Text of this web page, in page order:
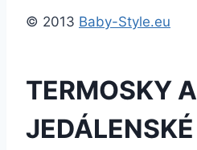
© 2013 Baby-Style.eu
TERMOSKY A
JEDÁLENSKÉ